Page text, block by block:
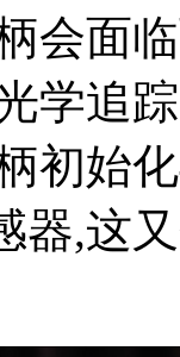
会面
学追
初始
器,这